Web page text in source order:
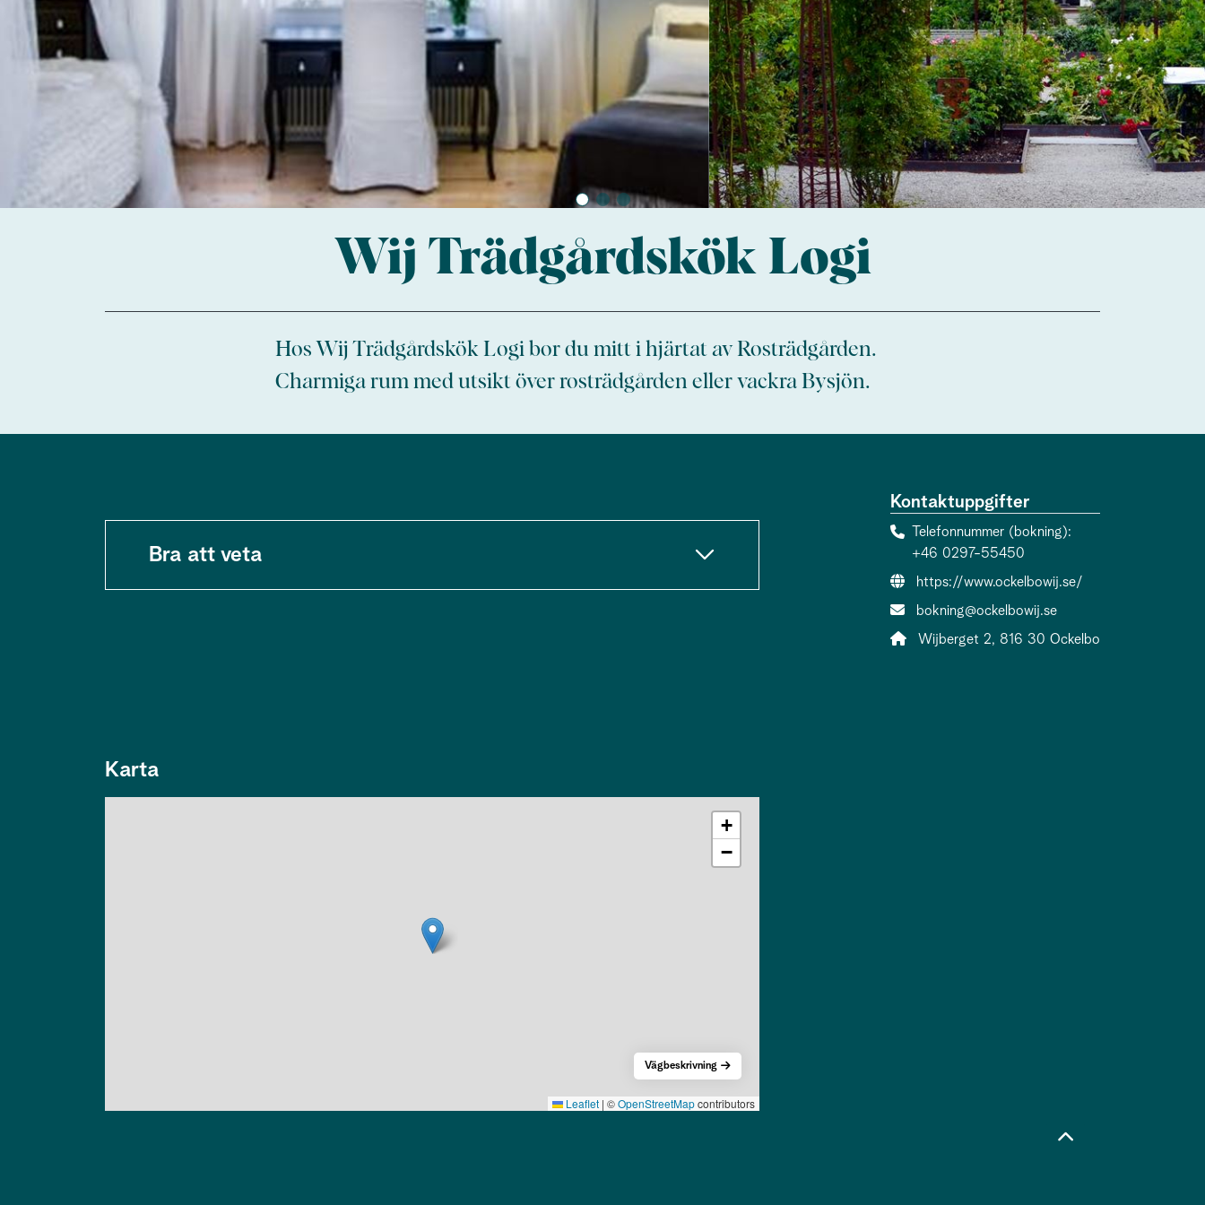
Wij Trädgårdskök Logi
Hos Wij Trädgårdskök Logi bor du mitt i hjärtat av Rosträdgården.
Charmiga rum med utsikt över rosträdgården eller vackra Bysjön.
Bra att veta
Kontaktuppgifter
Telefonnummer (bokning)
+46 0297-55450
Webbsida:
https://www.ockelbowij.se/
E-post:
bokning@ockelbowij.se
Adress:
Wijberget 2, 816 30 Ockelbo
Karta
+
−
Leaflet | ©OpenStreetMapcontributors
Vägbeskrivning